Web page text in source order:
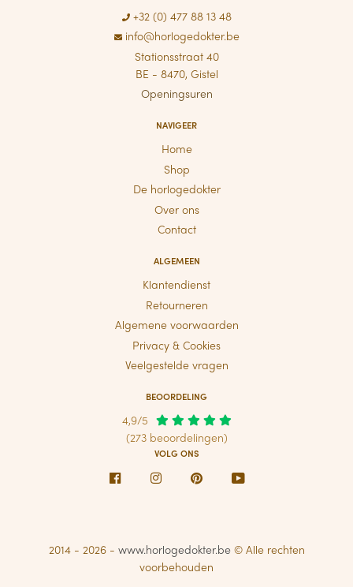
+32 (0) 477 88 13 48
info@horlogedokter.be
Stationsstraat 40
BE - 8470, Gistel
Openingsuren
NAVIGEER
Home
Shop
De horlogedokter
Over ons
Contact
ALGEMEEN
Klantendienst
Retourneren
Algemene voorwaarden
Privacy & Cookies
Veelgestelde vragen
BEOORDELING
4,9/5
(273 beoordelingen)
VOLG ONS
Facebook Instagram PinterestYoutube
2014 - 2026 - www.horlogedokter.be© Alle rechten
voorbehouden